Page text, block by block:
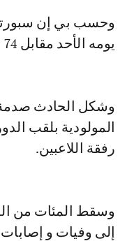
وحسب بي إن سبورتس القطرية فإن حصيلة الوفيات ارتفعت إلى 3 لحدود صباح
يومه الأحد مقابل 74 مصابا.
وشكل الحادث صدمة
المولودية بلقب
رفقة اللاعبين.
وسقط المئات من
إلى وفيات و